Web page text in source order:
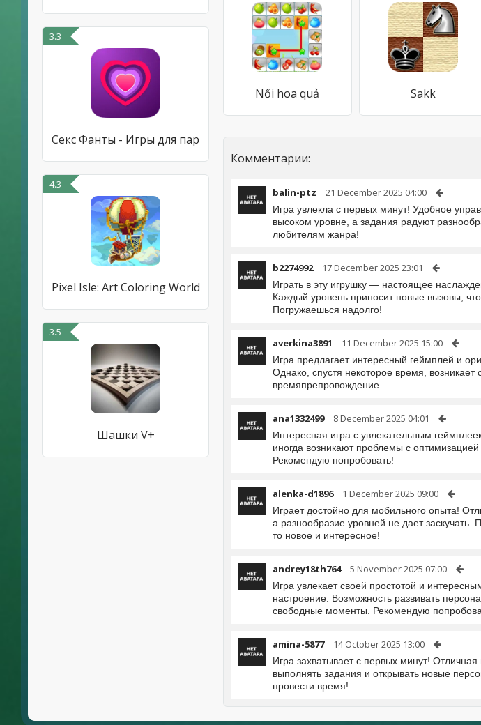
3.3
Секс Фанты - Игры для пар
4.3
Pixel Isle: Art Coloring World
3.5
Шашки V+
Nối hoa quả Sakk
Комментарии:
balin-ptz 21 December 2025 04:00
Игра увлекла с первых минут! Удобное
высоком уровне, а задания радуют
любителям жанра!
b2274992 17 December 2025 23:01
Играть в эту игрушку — настоящее
Каждый уровень приносит новые вызовы,
Погружаешься надолго!
averkina3891 11 December 2025 15:00
Игра предлагает интересный геймплей и
Однако, спустя некоторое время,
времяпрепровождение.
ana1332499 8 December 2025 04:01
Интересная игра с увлекательным
иногда возникают проблемы с
Рекомендую попробовать!
alenka-d1896 1 December 2025 09:00
Играет достойно для мобильного опыта!
а разнообразие уровней не дает
то новое и интересное!
andrey18th764 5 November 2025 07:00
Игра увлекает своей простотой и
настроение. Возможность развивать
свободные моменты. Рекомендую
amina-5877 14 October 2025 13:00
Игра захватывает с первых минут!
выполнять задания и открывать новые
провести время!